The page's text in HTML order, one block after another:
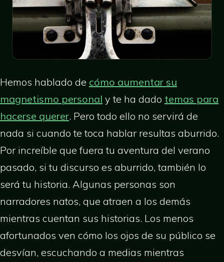
Hemos hablado de cómo aumentar su
magnetismo personal y te ha dado temas para
hacerse querer. Pero todo ello no servirá de
nada si cuando te toca hablar resultas aburrido.
Por increíble que fuera tu aventura del verano
pasado, si tu discurso es aburrido, también lo
será tu historia. Algunas personas son
narradores natos, que atraen a los demás
mientras cuentan sus historias. Los menos
afortunados ven cómo los ojos de su público se
desvían, escuchando a medias mientras